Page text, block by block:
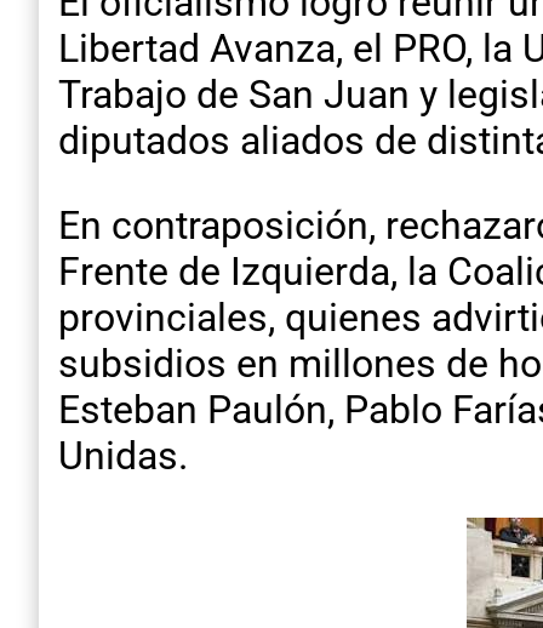
Libertad Avanza, el PRO,
Trabajo de San Juan y
diputados aliados de
En contraposición,
Frente de Izquierda, la
provinciales, quienes
subsidios en millones de
Esteban Paulón, Pablo
Unidas.